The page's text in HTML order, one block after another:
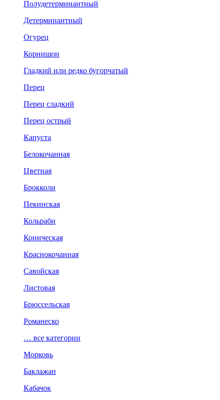
Полудетерминантный
Детерминантный
Огурец
Корнишон
Гладкий или редко бугорчатый
Перец
Перец сладкий
Перец острый
Капуста
Белокочанная
Цветная
Брокколи
Пекинская
Кольраби
Коническая
Краснокочанная
Савойская
Листовая
Брюссельская
Романеско
… все категории
Морковь
Баклажан
Кабачок